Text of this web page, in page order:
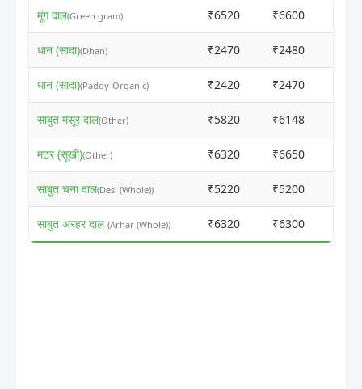
मूंग दाल(Green gram) ₹6520 ₹6600
धान (सादा)(Dhan) ₹2470 ₹2480
धान (सादा)(Paddy-Organic) ₹2420 ₹2470
साबुत मसूर दाल(Other) ₹5820 ₹6148
मटर (सूखी)(Other) ₹6320 ₹6650
साबुत चना दाल(Desi (Whole)) ₹5220 ₹5200
साबुत अरहर दाल (Arhar (Whole)) ₹6320 ₹6300